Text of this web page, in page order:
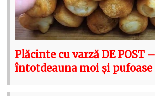
Plăcinte cu varză DE POST –
întotdeauna moi și pufoase